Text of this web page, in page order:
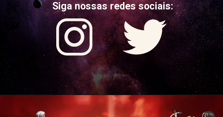
Siga nossas redes sociais: